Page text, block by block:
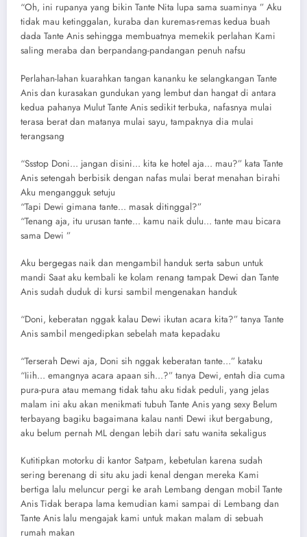
“Oh, ini rupanya yang bikin Tante Nita lupa sama suaminya ” Aku
tidak mau ketinggalan, kuraba dan kuremas-remas kedua buah
dada Tante Anis sehingga membuatnya memekik perlahan Kami
saling meraba dan berpandang-pandangan penuh nafsu
Perlahan-lahan kuarahkan tangan kananku ke selangkangan Tante
Anis dan kurasakan gundukan yang lembut dan hangat di antara
kedua pahanya Mulut Tante Anis sedikit terbuka, nafasnya mulai
terasa berat dan matanya mulai sayu, tampaknya dia mulai
terangsang
“Ssstop Doni… jangan disini… kita ke hotel aja… mau?” kata Tante
Anis setengah berbisik dengan nafas mulai berat menahan birahi
Aku mengangguk setuju
“Tapi Dewi gimana tante… masak ditinggal?”
“Tenang aja, itu urusan tante… kamu naik dulu… tante mau bicara
sama Dewi ”
Aku bergegas naik dan mengambil handuk serta sabun untuk
mandi Saat aku kembali ke kolam renang tampak Dewi dan Tante
Anis sudah duduk di kursi sambil mengenakan handuk
“Doni, keberatan nggak kalau Dewi ikutan acara kita?” tanya Tante
Anis sambil mengedipkan sebelah mata kepadaku
“Terserah Dewi aja, Doni sih nggak keberatan tante…” kataku
“Iiih… emangnya acara apaan sih…?” tanya Dewi, entah dia cuma
pura-pura atau memang tidak tahu aku tidak peduli, yang jelas
malam ini aku akan menikmati tubuh Tante Anis yang sexy Belum
terbayang bagiku bagaimana kalau nanti Dewi ikut bergabung,
aku belum pernah ML dengan lebih dari satu wanita sekaligus
Kutitipkan motorku di kantor Satpam, kebetulan karena sudah
sering berenang di situ aku jadi kenal dengan mereka Kami
bertiga lalu meluncur pergi ke arah Lembang dengan mobil Tante
Anis Tidak berapa lama kemudian kami sampai di Lembang dan
Tante Anis lalu mengajak kami untuk makan malam di sebuah
rumah makan